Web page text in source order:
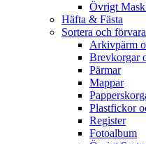
Övrigt
Häfta & Fästa
Sortera och förvara
Arkivpärm
Brevkorgar
Pärmar
Mappar
Plastfickor
Register
Fotoalbum